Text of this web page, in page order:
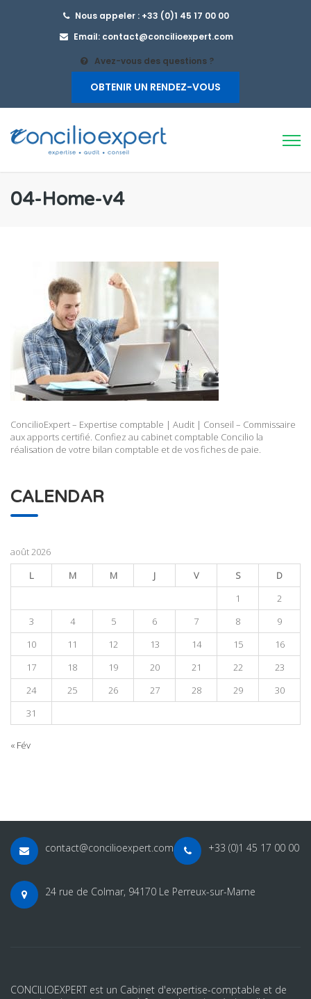
Nous appeler : +33 (0)1 45 17 00 00
Email: contact@concilioexpert.com
Avez-vous des questions ?
OBTENIR UN RENDEZ-VOUS
04-Home-v4
ConcilioExpert – Expertise comptable | Audit | Conseil – Commissaire
aux apports certifié. Confiez au cabinet comptable Concilio la
réalisation de votre bilan comptable et de vos fiches de paie.
CALENDAR
août 2026
L
M M J V S
D
1
2
3
4 5 6 7 8
9
10
11 12 13 14 15
16
17
18 19 20 21 22
23
24
25 26 27 28 29
30
31
« Fév
contact@concilioexpert.com +33 (0)1 45 17 00 00
24 rue de Colmar, 94170 Le Perreux-sur-Marne
CONCILIOEXPERT est un Cabinet d'expertise-comptable et de